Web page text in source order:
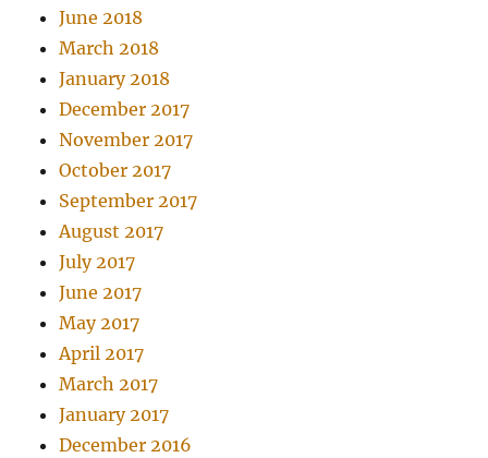
June 2018
March 2018
January 2018
December 2017
November 2017
October 2017
September 2017
August 2017
July 2017
June 2017
May 2017
April 2017
March 2017
January 2017
December 2016